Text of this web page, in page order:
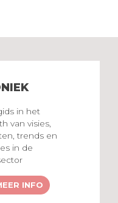
in het
van visies,
trends en
in de
INFO